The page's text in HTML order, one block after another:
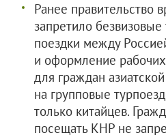
Ранее правительство
запретило безвизовые
поездки между
и оформление
для граждан
на групповые
только китайцев.
посещать КНР не